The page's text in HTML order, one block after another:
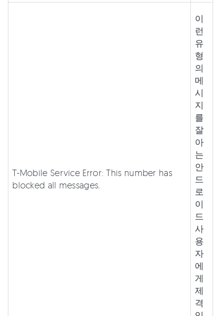
T-Mobile Service Error: This number has
blocked all messages.
이
런
유
형
의
메
시
지
를
잘
아
는
안
드
로
이
드
사
용
자
에
게
제
격